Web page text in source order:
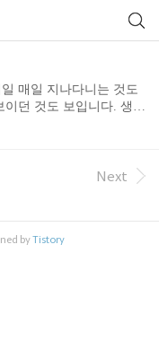
매일 지나다니는 것도
던 것도 보입니다. 생생
습니다. 먼저 사진을 보
칠하고 밝은색 부분 먼저
photos/phplov
Next
byTistory